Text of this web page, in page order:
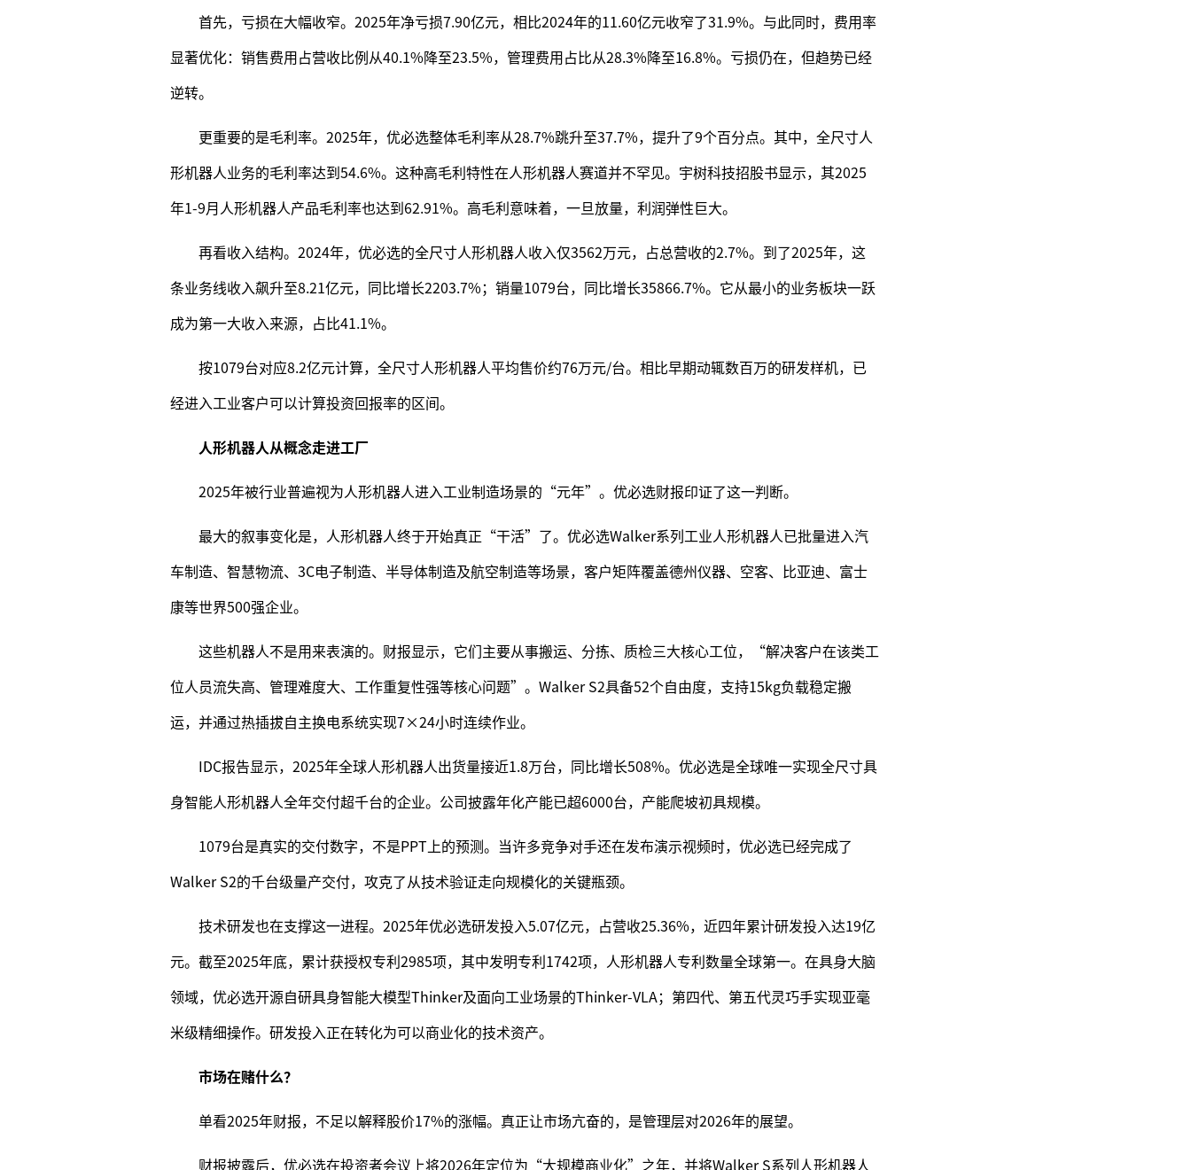
首先，亏损在大幅收窄。2025年净亏损7.90亿元，相比2024年的11.60亿元收窄了31.9%。与此同时，费用率
显著优化：销售费用占营收比例从40.1%降至23.5%，管理费用占比从28.3%降至16.8%。亏损仍在，但趋势已经
逆转。
更重要的是毛利率。2025年，优必选整体毛利率从28.7%跳升至37.7%，提升了9个百分点。其中，全尺寸人
形机器人业务的毛利率达到54.6%。这种高毛利特性在人形机器人赛道并不罕见。宇树科技招股书显示，其2025
年1-9月人形机器人产品毛利率也达到62.91%。高毛利意味着，一旦放量，利润弹性巨大。
再看收入结构。2024年，优必选的全尺寸人形机器人收入仅3562万元，占总营收的2.7%。到了2025年，这
条业务线收入飙升至8.21亿元，同比增长2203.7%；销量1079台，同比增长35866.7%。它从最小的业务板块一跃
成为第一大收入来源，占比41.1%。
按1079台对应8.2亿元计算，全尺寸人形机器人平均售价约76万元/台。相比早期动辄数百万的研发样机，已
经进入工业客户可以计算投资回报率的区间。
人形机器人从概念走进工厂
2025年被行业普遍视为人形机器人进入工业制造场景的“元年”。优必选财报印证了这一判断。
最大的叙事变化是，人形机器人终于开始真正“干活”了。优必选Walker系列工业人形机器人已批量进入汽
车制造、智慧物流、3C电子制造、半导体制造及航空制造等场景，客户矩阵覆盖德州仪器、空客、比亚迪、富士
康等世界500强企业。
这些机器人不是用来表演的。财报显示，它们主要从事搬运、分拣、质检三大核心工位，“解决客户在该类工
位人员流失高、管理难度大、工作重复性强等核心问题”。Walker S2具备52个自由度，支持15kg负载稳定搬
运，并通过热插拔自主换电系统实现7×24小时连续作业。
IDC报告显示，2025年全球人形机器人出货量接近1.8万台，同比增长508%。优必选是全球唯一实现全尺寸具
身智能人形机器人全年交付超千台的企业。公司披露年化产能已超6000台，产能爬坡初具规模。
1079台是真实的交付数字，不是PPT上的预测。当许多竞争对手还在发布演示视频时，优必选已经完成了
Walker S2的千台级量产交付，攻克了从技术验证走向规模化的关键瓶颈。
技术研发也在支撑这一进程。2025年优必选研发投入5.07亿元，占营收25.36%，近四年累计研发投入达19亿
元。截至2025年底，累计获授权专利2985项，其中发明专利1742项，人形机器人专利数量全球第一。在具身大脑
领域，优必选开源自研具身智能大模型Thinker及面向工业场景的Thinker-VLA；第四代、第五代灵巧手实现亚毫
米级精细操作。研发投入正在转化为可以商业化的技术资产。
市场在赌什么？
单看2025年财报，不足以解释股价17%的涨幅。真正让市场亢奋的，是管理层对2026年的展望。
财报披露后，优必选在投资者会议上将2026年定位为“大规模商业化”之年，并将Walker S系列人形机器人